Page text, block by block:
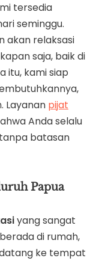
tersedia
seminggu.
akan relaksasi
saja, baik di
itu, kami siap
Layanan pijat
Anda selalu
batasan
Papua
yang sangat
di rumah,
ke tempat